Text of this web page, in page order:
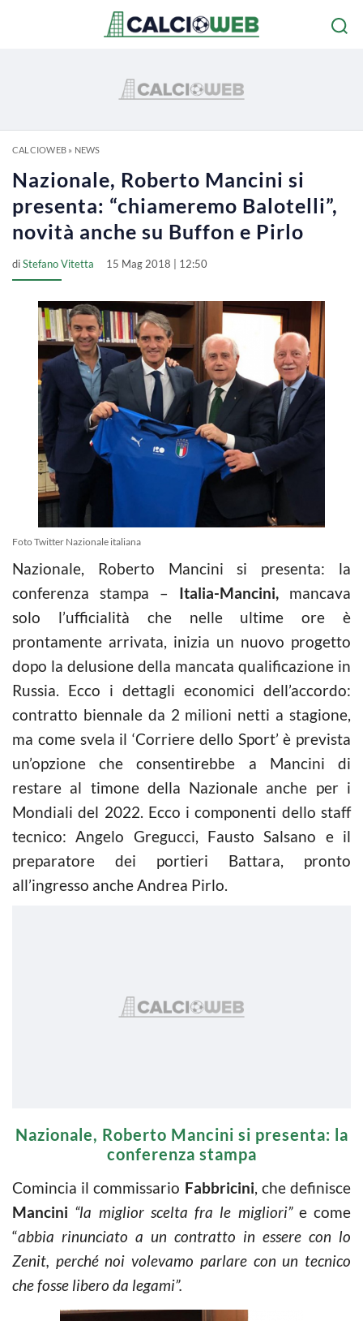
CALCIOWEB» NEWS
Nazionale, Roberto Mancini si
presenta: “chiameremo Balotelli”,
novità anche su Buffon e Pirlo
diStefano Vitetta 15 Mag 2018 | 12:50
Foto Twitter Nazionale italiana
Nazionale, Roberto Mancini si presenta: la
conferenza stampa – Italia-Mancini, mancava
solo l’ufficialità che nelle ultime ore è
prontamente arrivata, inizia un nuovo progetto
dopo la delusione della mancata qualificazione in
Russia. Ecco i dettagli economici dell’accordo:
contratto biennale da 2 milioni netti a stagione,
ma come svela il ‘Corriere dello Sport’ è prevista
un’opzione che consentirebbe a Mancini di
restare al timone della Nazionale anche per i
Mondiali del 2022. Ecco i componenti dello staff
tecnico: Angelo Gregucci, Fausto Salsano e il
preparatore dei portieri Battara, pronto
all’ingresso anche Andrea Pirlo.
Nazionale, Roberto Mancini si presenta: la
conferenza stampa
Comincia il commissario Fabbricini, che definisce
Mancini “la miglior scelta fra le migliori”e come
“abbia rinunciato a un contratto in essere con lo
Zenit, perché noi volevamo parlare con un tecnico
che fosse libero da legami”.